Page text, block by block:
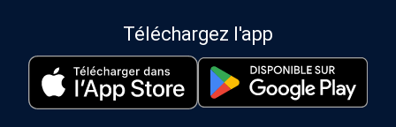
Téléchargez l'app